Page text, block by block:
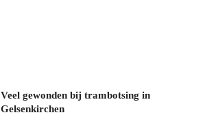
Veel gewonden bij trambotsing in
Gelsenkirchen